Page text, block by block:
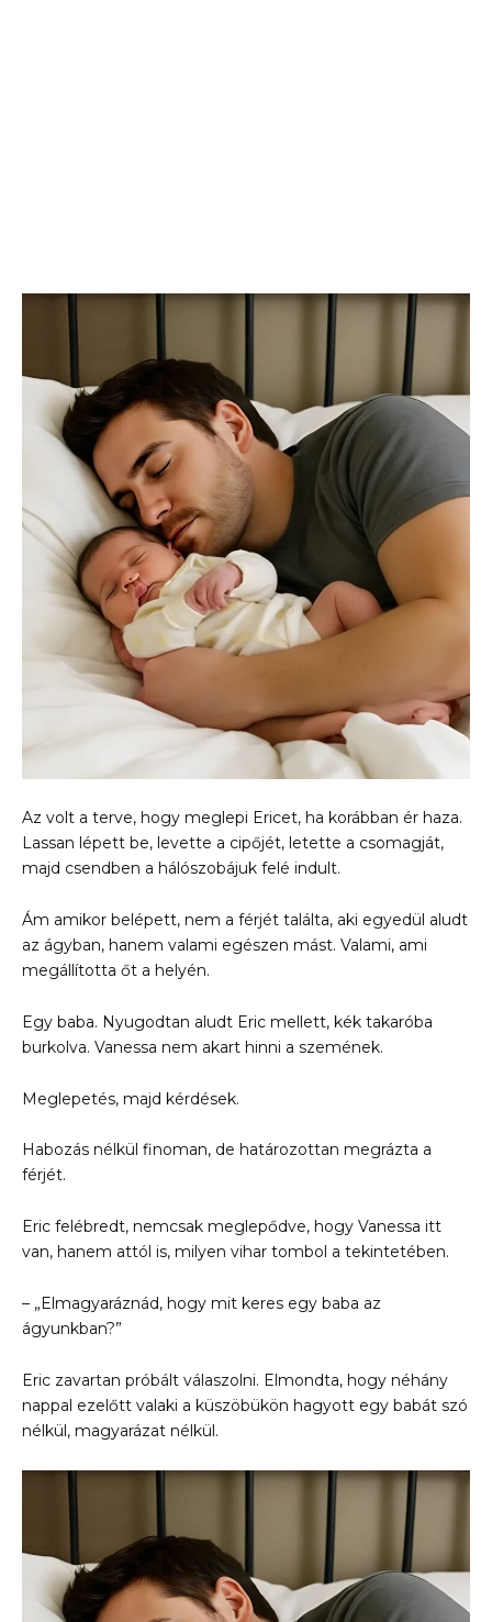
Az volt a terve, hogy meglepi Ericet, ha korábban ér haza.
Lassan lépett be, levette a cipőjét, letette a csomagját,
majd csendben a hálószobájuk felé indult.
Ám amikor belépett, nem a férjét találta, aki egyedül aludt
az ágyban, hanem valami egészen mást. Valami, ami
megállította őt a helyén.
Egy baba. Nyugodtan aludt Eric mellett, kék takaróba
burkolva. Vanessa nem akart hinni a szemének.
Meglepetés, majd kérdések.
Habozás nélkül finoman, de határozottan megrázta a
férjét.
Eric felébredt, nemcsak meglepődve, hogy Vanessa itt
van, hanem attól is, milyen vihar tombol a tekintetében.
– „Elmagyaráznád, hogy mit keres egy baba az
ágyunkban?”
Eric zavartan próbált válaszolni. Elmondta, hogy néhány
nappal ezelőtt valaki a küszöbükön hagyott egy babát szó
nélkül, magyarázat nélkül.